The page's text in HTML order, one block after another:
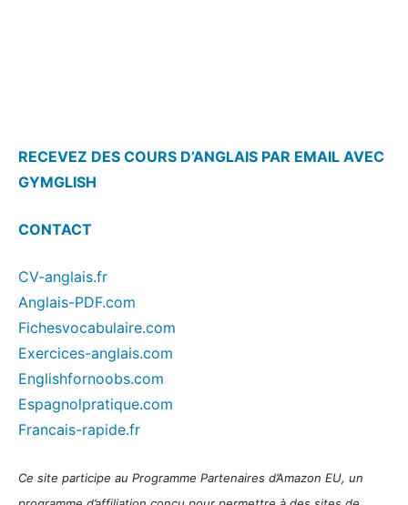
RECEVEZ DES COURS D’ANGLAIS PAR EMAIL AVEC
GYMGLISH
CONTACT
CV-anglais.fr
Anglais-PDF.com
Fichesvocabulaire.com
Exercices-anglais.com
Englishfornoobs.com
Espagnolpratique.com
Francais-rapide.fr
Ce site participe au Programme Partenaires d’Amazon EU, un